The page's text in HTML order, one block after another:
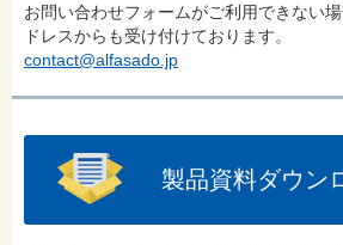
お問い合わせフォームがご利用できない
ドレスからも受け付けております。
contact@alfasado.jp
製品資料ダウン